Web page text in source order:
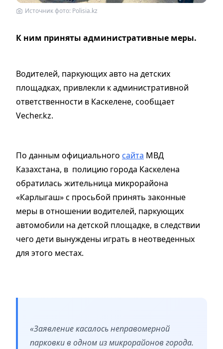
Источник фото: Polisia.kz
К ним приняты административные меры.
Водителей, паркующих авто на детских
площадках, привлекли к административной
ответственности в Каскелене, сообщает
Vecher.kz.
По данным официального сайта МВД
Казахстана, в полицию города Каскелена
обратилась жительница микрорайона
«Карлыгаш» с просьбой принять законные
меры в отношении водителей, паркующих
автомобили на детской площадке, в следствии
чего дети вынуждены играть в неотведенных
для этого местах.
«Заявление касалось неправомерной
парковки в одном из микрорайонов города.